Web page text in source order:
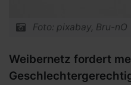
Foto: pixabay, Bru-nO
Weibernetz fordert